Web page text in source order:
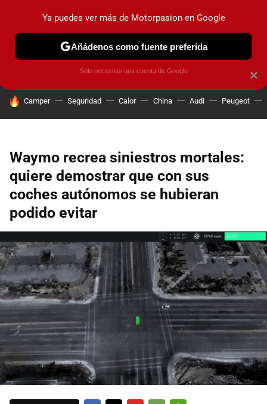
PRUEBAS COCHES ELÉCTRICOS OBSERVATORIO
HOY SE HABLA DE
Camper Seguridad Calor China Audi Peugeot
Waymo recrea siniestros mortales:
quiere demostrar que con sus
coches autónomos se hubieran
podido evitar
×
Ya puedes ver más de Motorpasion en Google
Añádenos como fuente preferida
Solo necesitas una cuenta de Google